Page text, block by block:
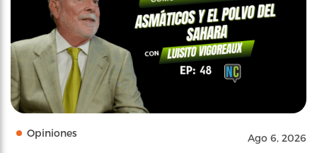
Opiniones Ago 6, 2026